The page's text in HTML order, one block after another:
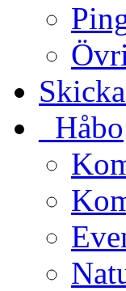
_Håbo